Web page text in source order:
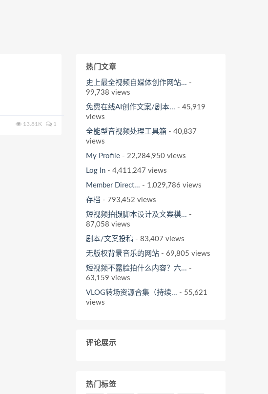
13.81K 1
热门文章
史上最全视频自媒体创作网站... -
99,738 views
免费在线AI创作文案/剧本... - 45,919
views
全能型音视频处理工具箱 - 40,837
views
My Profile - 22,284,950 views
Log In - 4,411,247 views
Member Direct... - 1,029,786 views
存档 - 793,452 views
短视频拍摄脚本设计及文案模... -
87,058 views
剧本/文案投稿 - 83,407 views
无版权背景音乐的网站 - 69,805 views
短视频不露脸拍什么内容？六... -
63,159 views
VLOG转场资源合集（持续... - 55,621
views
评论展示
热门标签